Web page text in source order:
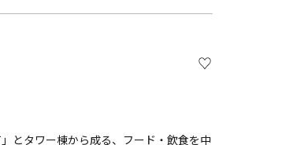
とタワー棟から成る、フード・飲食を中